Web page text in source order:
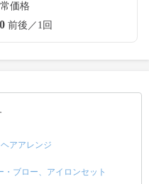
価格
前後／1回
ヘアアレンジ
・ブロー、アイロンセット